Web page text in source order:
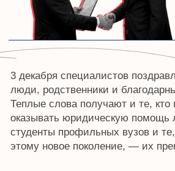
СВЯЗИ С НАМИ
8 (800) 500-76-44
телефон
info@ceur.ru
почта
Контакты для связи